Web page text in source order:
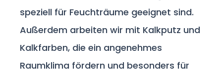
speziell für Feuchträume geeignet sind.
Außerdem arbeiten wir mit Kalkputz und
Kalkfarben, die ein angenehmes
Raumklima fördern und besonders für